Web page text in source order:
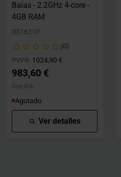
Baías - 2.2GHz 4-core -
4GB RAM
DS1621P
(0)
PVPR: Precio rebajado desde
1024,90 €
983,60 €
Con IVA
Agotado
Ver detalles